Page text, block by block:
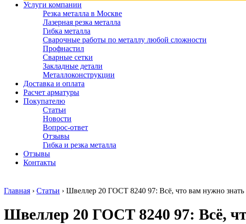
Услуги компании
Резка металла в Москве
Лазерная резка металла
Гибка металла
Сварочные работы по металлу любой сложности
Профнастил
Сварные сетки
Закладные детали
Металлоконструкции
Доставка и оплата
Расчет арматуры
Покупателю
Статьи
Новости
Вопрос-ответ
Отзывы
Гибка и резка металла
Отзывы
Контакты
Главная › Статьи › Швеллер 20 ГОСТ 8240 97: Всё, что вам нужно знать
Швеллер 20 ГОСТ 8240 97: Всё,